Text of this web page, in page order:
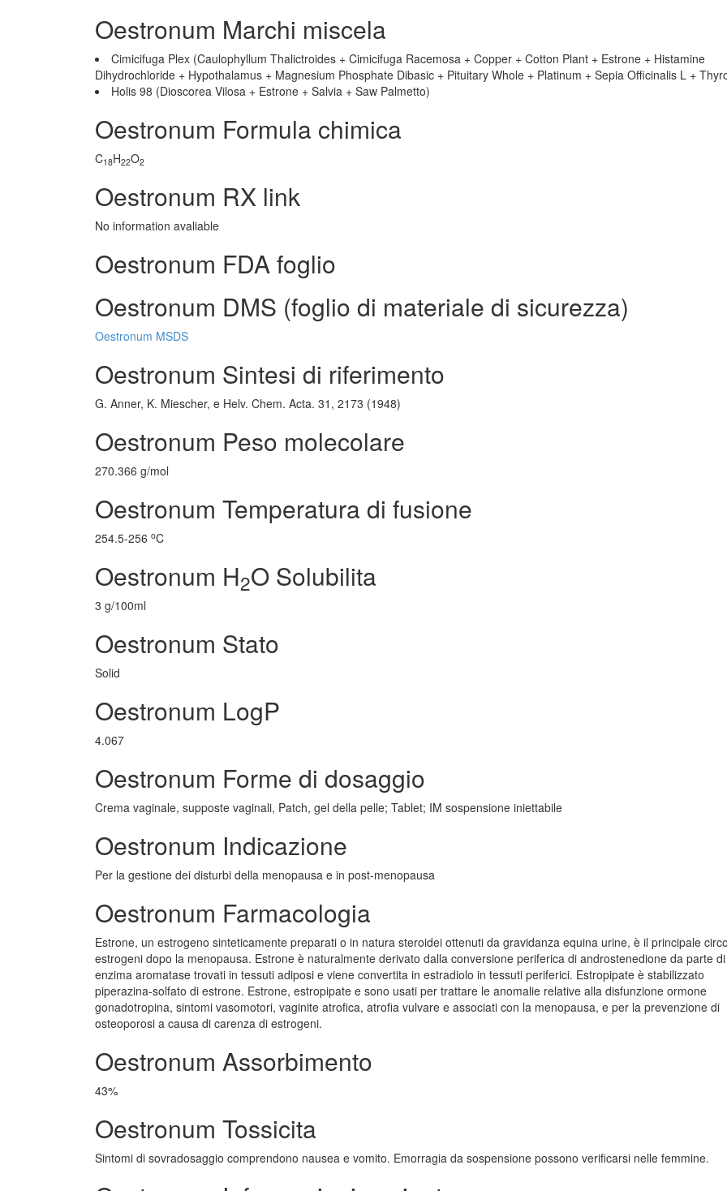
Oestronum Marchi miscela
Cimicifuga Plex (Caulophyllum Thalictroides + Cimicifuga Racemosa + Copper + Cotton Plant + Estrone + Histamine
Dihydrochloride + Hypothalamus + Magnesium Phosphate Dibasic + Pituitary Whole + Platinum + Sepia Officinalis L +
Holis 98 (Dioscorea Vilosa + Estrone + Salvia + Saw Palmetto)
Oestronum Formula chimica
C18H22O2
Oestronum RX link
No information avaliable
Oestronum FDA foglio
Oestronum DMS (foglio di materiale di sicurezza)
Oestronum MSDS
Oestronum Sintesi di riferimento
G. Anner, K. Miescher, e Helv. Chem. Acta. 31, 2173 (1948)
Oestronum Peso molecolare
270.366 g/mol
Oestronum Temperatura di fusione
254.5-256 oC
Oestronum H2O Solubilita
3 g/100ml
Oestronum Stato
Solid
Oestronum LogP
4.067
Oestronum Forme di dosaggio
Crema vaginale, supposte vaginali, Patch, gel della pelle; Tablet; IM sospensione iniettabile
Oestronum Indicazione
Per la gestione dei disturbi della menopausa e in post-menopausa
Oestronum Farmacologia
Estrone, un estrogeno sinteticamente preparati o in natura steroidei ottenuti da gravidanza equina urine, è il principale
estrogeni dopo la menopausa. Estrone è naturalmente derivato dalla conversione periferica di androstenedione da parte
enzima aromatase trovati in tessuti adiposi e viene convertita in estradiolo in tessuti periferici. Estropipate è stabilizzato
piperazina-solfato di estrone. Estrone, estropipate e sono usati per trattare le anomalie relative alla disfunzione ormone
gonadotropina, sintomi vasomotori, vaginite atrofica, atrofia vulvare e associati con la menopausa, e per la prevenzione di
osteoporosi a causa di carenza di estrogeni.
Oestronum Assorbimento
43%
Oestronum Tossicita
Sintomi di sovradosaggio comprendono nausea e vomito. Emorragia da sospensione possono verificarsi nelle femmine.